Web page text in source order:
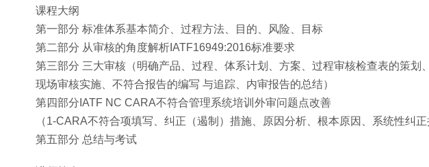
课程大纲
第一部分 标准体系基本简介、过程方法、目的、风险、目标
第二部分 从审核的角度解析IATF16949:2016标准要求
第三部分 三大审核（明确产品、过程、体系计划、方案、过程审核检查表的策划、
现场审核实施、不符合报告的编写 与追踪、内审报告的总结）
第四部分IATF NC CARA不符合管理系统培训外审问题点改善
（1-CARA不符合项填写、纠正（遏制）措施、原因分析、根本原因、系统性纠
第五部分 总结与考试